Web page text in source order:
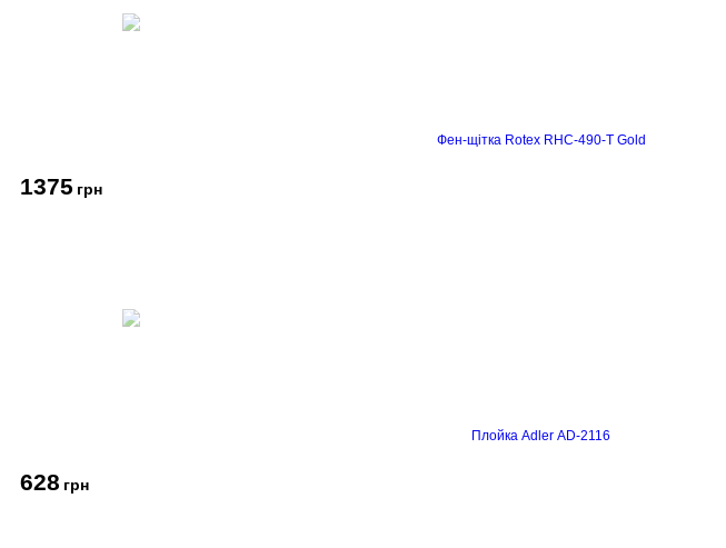
Фен-щітка Rotex RHC-490-T Gold
1375 грн
Плойка Adler AD-2116
628 грн